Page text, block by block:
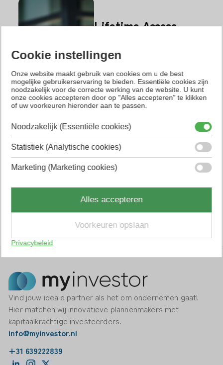
Lifetime Access
aanmeldkosten
Join my investor
Vind jouw ideale partner als het om ondernemen gaat!
Hier matchen wij innovatieve plannenmakers met
kapitaalkrachtige investeerders.
info@myinvestor.nl
+31 639222839
Cookie instellingen
Onze website maakt gebruik van cookies om u de best
mogelijke gebruikerservaring te bieden. Essentiële cookies zijn
noodzakelijk voor de correcte werking van de website. U kunt
onze cookies accepteren door op "Alles accepteren" te klikken
of uw voorkeuren hieronder aan te passen.
Noodzakelijk (Essentiële cookies)
Statistiek (Analytische cookies)
Marketing (Marketing cookies)
Alles accepteren
Voorkeuren opslaan
Privacybeleid